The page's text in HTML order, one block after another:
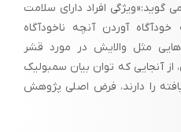
افراد دارای سلامت
آوردن آنچه ناخودآگاه
مثل والایش در مورد قشر
آنجایی که توان بیان سمبولیک
را دارند، فرض اصلی پژوهش